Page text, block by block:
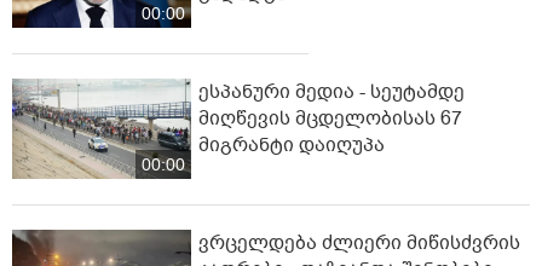
00:00
00:00
ესპანური მედია - სეუტამდე
მიღწევის მცდელობისას 67
მიგრანტი დაიღუპა
ვრცელდება ძლიერი მიწისძვრის